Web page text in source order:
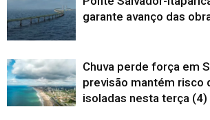
garante avanço das
Chuva perde força em
previsão mantém risco
isoladas nesta terça (4)